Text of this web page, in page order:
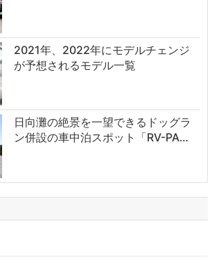
2021年、2022年にモデルチェンジ
が予想されるモデル一覧
日向灘の絶景を一望できるドッグラ
ン併設の車中泊スポット「RV-PA…